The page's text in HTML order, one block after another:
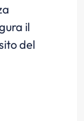
il
del